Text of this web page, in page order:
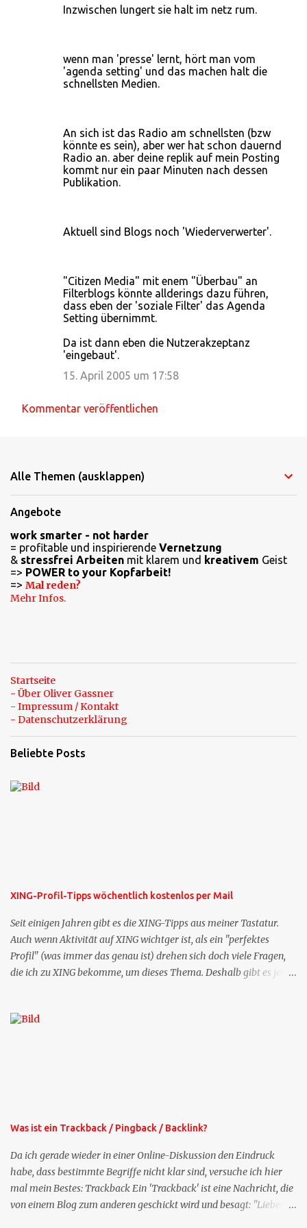
Inzwischen lungert sie halt im netz rum.
wenn man 'presse' lernt, hört man vom
'agenda setting' und das machen halt die
schnellsten Medien.
An sich ist das Radio am schnellsten (bzw
könnte es sein), aber wer hat schon dauernd
Radio an. aber deine replik auf mein Posting
kommt nur ein paar Minuten nach dessen
Publikation.
Aktuell sind Blogs noch 'Wiederverwerter'.
"Citizen Media" mit enem "Überbau" an
Filterblogs könnte allderings dazu führen,
dass eben der 'soziale Filter' das Agenda
Setting übernimmt.
Da ist dann eben die Nutzerakzeptanz
'eingebaut'.
15. April 2005 um 17:58
Kommentar veröffentlichen
Alle Themen (ausklappen)
Angebote
work smarter - not harder
= profitable und inspirierende Vernetzung
& stressfrei Arbeiten mit klarem und kreativem Geist
=> POWER to your Kopfarbeit!
=> Mal reden?
Mehr Infos.
Startseite
- Über Oliver Gassner
- Impressum / Kontakt
- Datenschutzerklärung
Beliebte Posts
XING-Profil-Tipps wöchentlich kostenlos per Mail
Seit einigen Jahren gibt es die XING-Tipps aus meiner Tastatur.
Auch wenn Aktivität auf XING wichtger ist, als ein "perfektes
Profil" (was immer das genau ist) drehen sich doch viele Fragen,
die ich zu XING bekomme, um dieses Thema. Deshalb gibt es jetzt
bekommen Sie kostenlos eine weitere Folge. Die Startsequenz ist 16
Was ist ein Trackback / Pingback / Backlink?
Da ich gerade wieder in einer Online-Diskussion den Eindruck
habe, dass bestimmte Begriffe nicht klar sind, versuche ich hier
mal mein Bestes: Trackback Ein 'Trackback' ist eine Nachricht, die
von einem Blog zum anderen geschickt wird und besagt: "Lieber